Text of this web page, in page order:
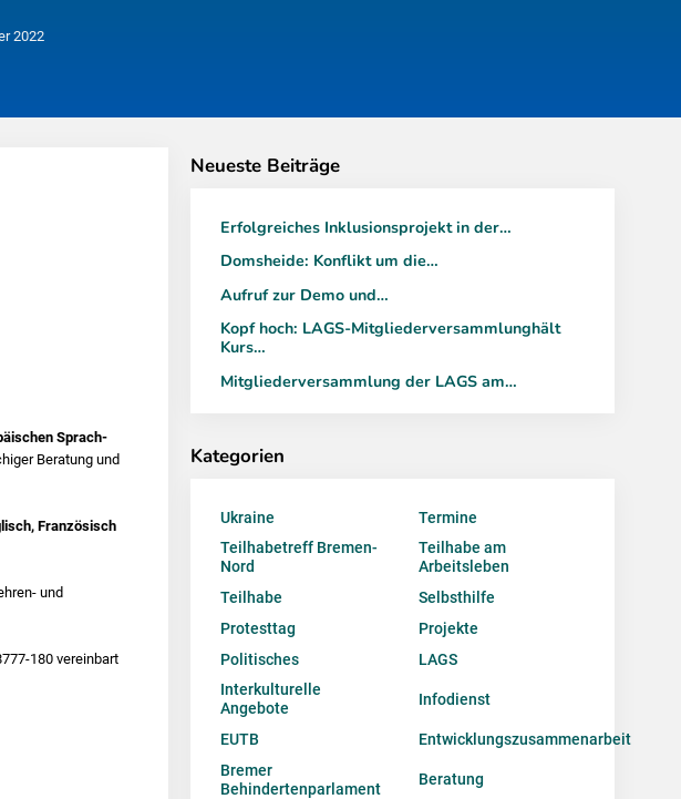
2022
Sprach-
Beratung und
Französisch
und
180 vereinbart
Neueste Beiträge
Erfolgreiches Inklusionsprojekt in der…
Domsheide: Konflikt um die…
Aufruf zur Demo und…
Kopf hoch: LAGS-Mitgliederversammlunghält
Kurs…
Mitgliederversammlung der LAGS am…
Kategorien
Ukraine
Termine
Teilhabetreff Bremen-
Nord
Teilhabe am
Arbeitsleben
Teilhabe
Selbsthilfe
Protesttag
Projekte
Politisches
LAGS
Interkulturelle
Angebote
Infodienst
EUTB
Entwicklungszusammenarbeit
Bremer
Behindertenparlament
Beratung